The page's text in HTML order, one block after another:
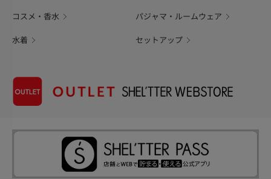
コスメ・香水 パジャマ・ルームウェア
水着 セットアップ